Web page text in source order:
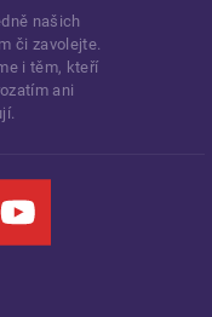
našich
či zavolejte.
i těm, kteří
ani